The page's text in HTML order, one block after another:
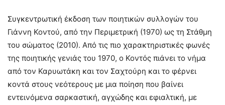
Συγκεντρωτική έκδοση των ποιητικών συλλογών του
Γιάννη Κοντού, από την Περιμετρική (1970) ως τη Στάθμη
του σώματος (2010). Από τις πιο χαρακτηριστικές φωνές
της ποιητικής γενιάς του 1970, ο Κοντός πιάνει το νήμα
από τον Καρυωτάκη και τον Σαχτούρη και το φέρνει
κοντά στους νεότερους με μια ποίηση που βαίνει
εντεινόμενα σαρκαστική, αγχώδης και εφιαλτική, με